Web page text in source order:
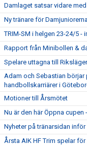
Damlaget satsar vidare
Ny tränare för
TRIM-SM i helgen 23-24/5 -
Rapport från Minibollen &
Spelare uttagna till
Adam och Sebastian börjar
handbollskarriärer i
Motioner till Årsmötet
Nu är den här Öppna
Nyheter på tränarsidan
Årsta AIK HF Trim spelar